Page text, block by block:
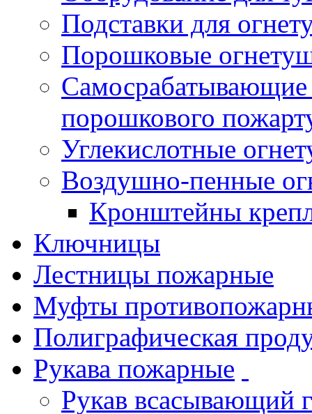
Подставки для
Порошковые
порошкового
Углекислотные
Воздушно-пенные
Кронштейны
Ключницы
Лестницы пожарные
Муфты
Полиграфическая
Рукава пожарные
Рукав всасывающий